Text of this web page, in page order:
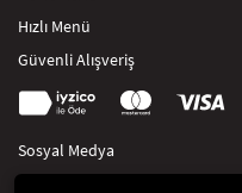
Hızlı Menü
Güvenli Alışveriş
Sosyal Medya